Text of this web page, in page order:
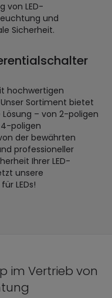
von LED-
und
Sicherheit.
hochwertigen
Sortiment bietet
– von 2-poligen
poligen
der bewährten
professioneller
Ihrer LED-
unsere
LEDs!
im Vertrieb von